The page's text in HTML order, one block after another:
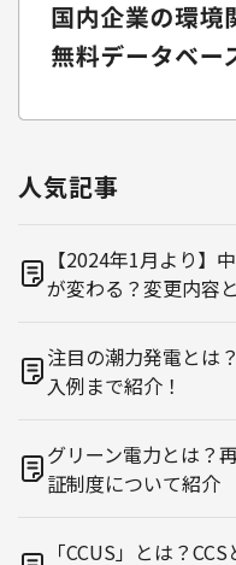
人気記事
【2024年1月より】
が変わる？変更内容
注目の潮力発電とは
入例まで紹介！
グリーン電力とは？
証制度について紹介
「CCUS」とは？